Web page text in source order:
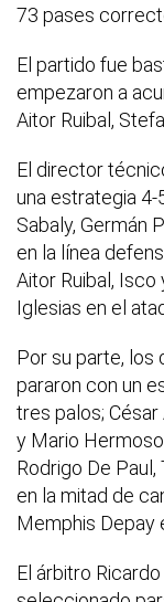
73 pases
El partido fue
empezaron a
Aitor Ruibal,
El director
una estrategia 4-
Sabaly, Germán
en la línea
Aitor Ruibal, Isco
Iglesias en el
Por su parte, los
pararon con un
tres palos;
y Mario
Rodrigo De
en la mitad de
Memphis Depay
El árbitro